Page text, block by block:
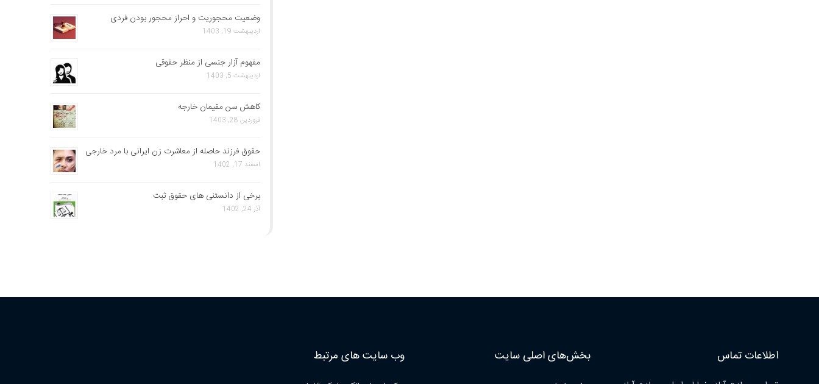
وضعیت محجوریت و احراز محجور بودن فردی
اردیبهشت 19, 1403
مفهوم آزار جنسی از منظر حقوقی
اردیبهشت 5, 1403
کاهش سن مقیمان خارجه
فروردین 28, 1403
حقوق فرزند حاصله از معاشرت زن ایرانی با مرد خارجی
اسفند 17, 1402
برخی از دانستنی های حقوق ثبت
آذر 24, 1402
اطلاعات تماس بخش‌های اصلی سایت وب سایت های مرتبط